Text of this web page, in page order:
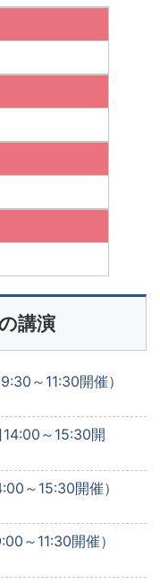
講演
～11:30開催）
～15:30開
～15:30開催）
～11:30開催）